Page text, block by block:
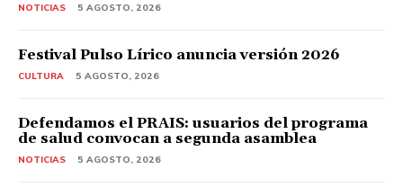
NOTICIAS 5 AGOSTO, 2026
Festival Pulso Lírico anuncia versión 2026
CULTURA 5 AGOSTO, 2026
Defendamos el PRAIS: usuarios del programa
de salud convocan a segunda asamblea
NOTICIAS 5 AGOSTO, 2026